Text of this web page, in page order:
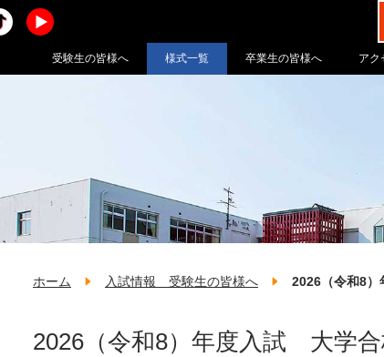
受験生の皆様へ 様式一覧 卒業生の皆様へ アク
ホーム 入試情報 受験生の皆様へ 2026（令和8
2026（令和8）年度入試 大学